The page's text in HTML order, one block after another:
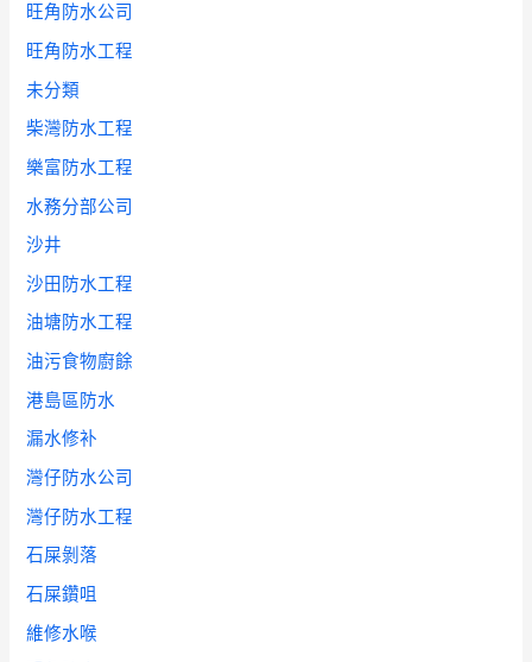
旺角防水公司
旺角防水工程
未分類
柴灣防水工程
樂富防水工程
水務分部公司
沙井
沙田防水工程
油塘防水工程
油污食物廚餘
港島區防水
漏水修补
灣仔防水公司
灣仔防水工程
石屎剝落
石屎鑽咀
維修水喉